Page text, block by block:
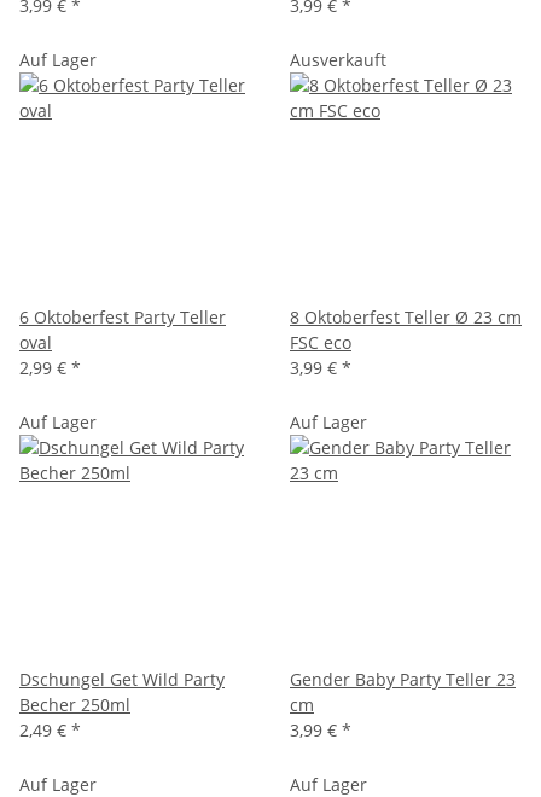
3,99 € *
3,99 € *
Auf Lager
6 Oktoberfest Party Teller
oval
2,99 € *
Ausverkauft
8 Oktoberfest Teller Ø 23 cm
FSC eco
3,99 € *
Auf Lager
Dschungel Get Wild Party
Becher 250ml
2,49 € *
Auf Lager
Gender Baby Party Teller 23
cm
3,99 € *
Auf Lager Auf Lager